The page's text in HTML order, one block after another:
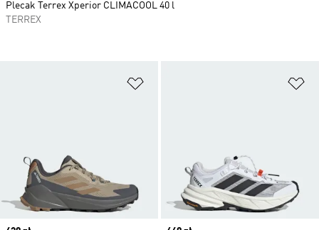
Plecak Terrex Xperior CLIMACOOL 40 l
TERREX